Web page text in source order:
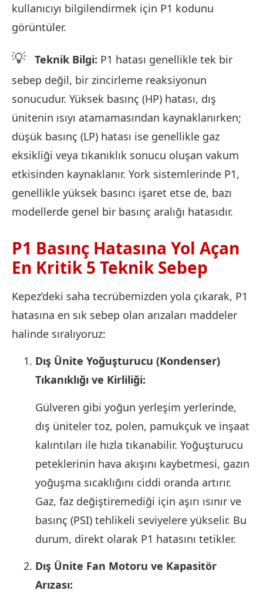
kullanıcıyı bilgilendirmek için P1 kodunu
görüntüler.
💡 Teknik Bilgi: P1 hatası genellikle tek bir
sebep değil, bir zincirleme reaksiyonun
sonucudur. Yüksek basınç (HP) hatası, dış
ünitenin ısıyı atamamasından kaynaklanırken;
düşük basınç (LP) hatası ise genellikle gaz
eksikliği veya tıkanıklık sonucu oluşan vakum
etkisinden kaynaklanır. York sistemlerinde P1,
genellikle yüksek basıncı işaret etse de, bazı
modellerde genel bir basınç aralığı hatasıdır.
P1 Basınç Hatasına Yol Açan
En Kritik 5 Teknik Sebep
Kepez’deki saha tecrübemizden yola çıkarak, P1
hatasına en sık sebep olan arızaları maddeler
halinde sıralıyoruz:
Dış Ünite Yoğuşturucu (Kondenser)
Tıkanıklığı ve Kirliliği:
Gülveren gibi yoğun yerleşim yerlerinde,
dış üniteler toz, polen, pamukçuk ve inşaat
kalıntıları ile hızla tıkanabilir. Yoğuşturucu
peteklerinin hava akışını kaybetmesi, gazın
yoğuşma sıcaklığını ciddi oranda artırır.
Gaz, faz değiştiremediği için aşırı ısınır ve
basınç (PSI) tehlikeli seviyelere yükselir. Bu
durum, direkt olarak P1 hatasını tetikler.
Dış Ünite Fan Motoru ve Kapasitör
Arızası: